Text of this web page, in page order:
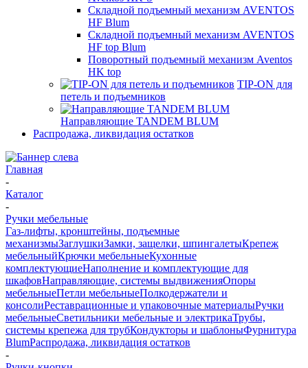
Складной подъемный механизм AVENTOS
HF Blum
Складной подъемный механизм AVENTOS
HF top Blum
Поворотный подъемный механизм Aventos
HK top
TIP-ON для
петель и подъемников
Направляющие TANDEM BLUM
Распродажа, ликвидация остатков
Главная
-
Каталог
-
Ручки мебельные
Газ-лифты, кронштейны, подъемные
механизмыЗаглушкиЗамки, защелки, шпингалетыКрепеж
мебельныйКрючки мебельныеКухонные
комплектующиеНаполнение и комплектующие для
шкафовНаправляющие, системы выдвиженияОпоры
мебельныеПетли мебельныеПолкодержатели и
консолиРеставрационные и упаковочные материалыРучки
мебельныеСветильники мебельные и электрикаТрубы,
системы крепежа для трубКондукторы и шаблоныФурнитура
BlumРаспродажа, ликвидация остатков
-